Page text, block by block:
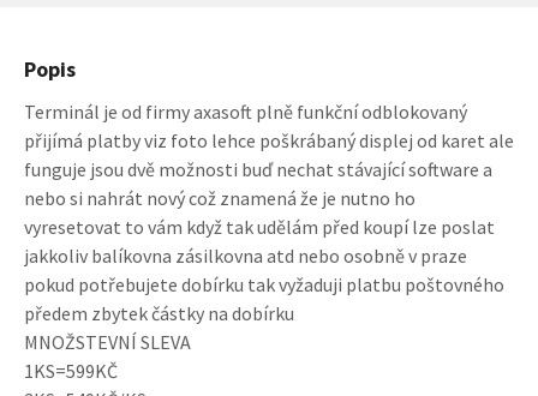
Popis
Terminál je od firmy axasoft plně funkční odblokovaný
přijímá platby viz foto lehce poškrábaný displej od karet ale
funguje jsou dvě možnosti buď nechat stávající software a
nebo si nahrát nový což znamená že je nutno ho
vyresetovat to vám když tak udělám před koupí lze poslat
jakkoliv balíkovna zásilkovna atd nebo osobně v praze
pokud potřebujete dobírku tak vyžaduji platbu poštovného
předem zbytek částky na dobírku
MNOŽSTEVNÍ SLEVA
1KS=599KČ